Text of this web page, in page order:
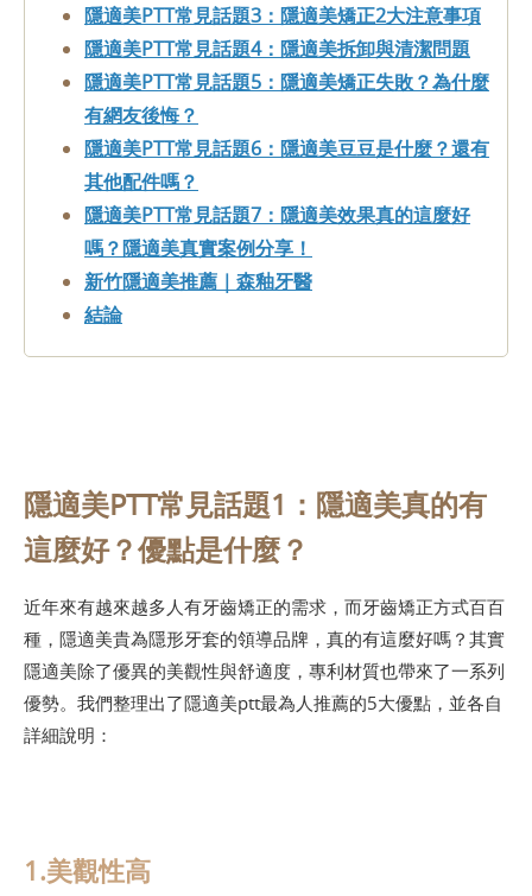
隱適美PTT常見話題3：隱適美矯正2大注意事項
隱適美PTT常見話題4：隱適美拆卸與清潔問題
隱適美PTT常見話題5：隱適美矯正失敗？為什麼
有網友後悔？
隱適美PTT常見話題6：隱適美豆豆是什麼？還有
其他配件嗎？
隱適美PTT常見話題7：隱適美效果真的這麼好
嗎？隱適美真實案例分享！
新竹隱適美推薦｜森釉牙醫
結論
隱適美PTT常見話題1：隱適美真的有
這麼好？優點是什麼？
近年來有越來越多人有牙齒矯正的需求，而牙齒矯正方式百百
種，隱適美貴為隱形牙套的領導品牌，真的有這麼好嗎？其實
隱適美除了優異的美觀性與舒適度，專利材質也帶來了一系列
優勢。我們整理出了隱適美ptt最為人推薦的5大優點，並各自
詳細說明：
1.美觀性高